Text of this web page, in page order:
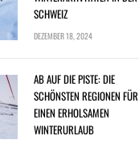
SCHWEIZ
DEZEMBER 18, 2024
AB AUF DIE PISTE: DIE
SCHÖNSTEN REGIONEN FÜR
EINEN ERHOLSAMEN
WINTERURLAUB